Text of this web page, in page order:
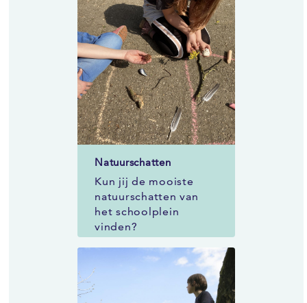
Natuurschatten
Kun jij de mooiste
natuurschatten van
het schoolplein
vinden?